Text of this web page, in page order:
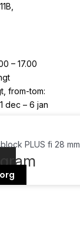
– 17.00
from-tom:
dec – 6 jan
Webb av Svensk
PLUS fi 28 mm